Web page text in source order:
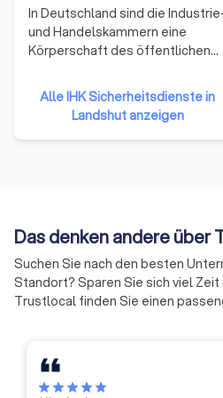
In Deutschland sind die
und Handelskammern eine
Körperschaft des öffentlichen
Unternehmen einer Region. Alle
Gewerbetreibenden und
Unternehmen mit Ausnahme
reiner Handwerksunternehmen,
an.
Alle IHK Sicherheitsdienste in
Landshut anzeigen
Das denken andere über
Suchen Sie nach den besten
Standort? Sparen Sie sich viel Zeit
Trustlocal finden Sie einen
starstarstarstarstar